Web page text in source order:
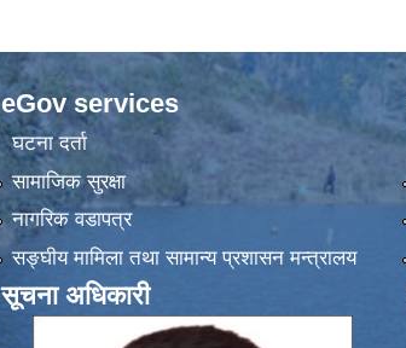
eGov services
घटना दर्ता
सामाजिक सुरक्षा
नागरिक वडापत्र
सङ्‍घीय मामिला तथा सामान्य प्रशासन मन्त्रालय
सूचना अधिकारी